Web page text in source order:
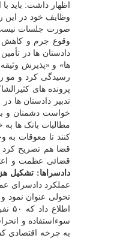
اظهار داشت: باید
وظایف خود در این
صورت جلسات نیست،
وقوع جرم و کاهش
دادستان ها در
ها» و «پذیرش
رسیدگی کرد و مو
پرونده های
تدبیر دادستان ها
خواست دشمنان و
مطالبات بانک ها به
کنند تا معوقات به
قضا هم تصریح کرد
قضائی عظمت و
دادسراها: تشکیل هزار و ۱۶۹ پرونده
عملکرد دادسرای
سوءاستفاده و